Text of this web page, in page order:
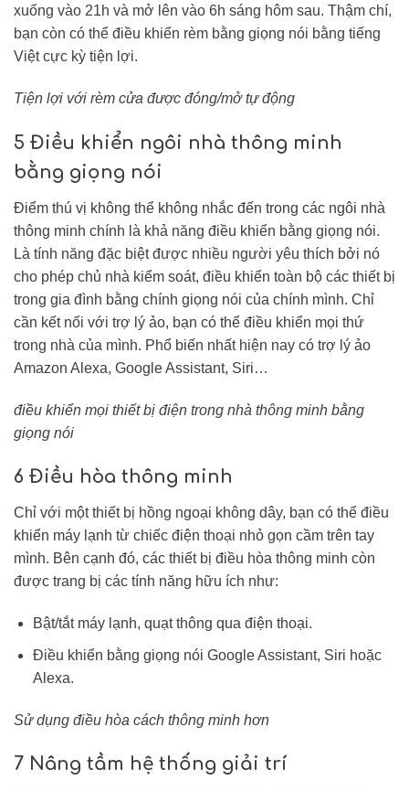
xuống vào 21h và mở lên vào 6h sáng hôm sau. Thậm chí,
bạn còn có thể điều khiển rèm bằng giọng nói bằng tiếng
Việt cực kỳ tiện lợi.
Tiện lợi với rèm cửa được đóng/mở tự động
5 Điều khiển ngôi nhà thông minh
bằng giọng nói
Điểm thú vị không thể không nhắc đến trong các ngôi nhà
thông minh chính là khả năng điều khiển bằng giọng nói.
Là tính năng đặc biệt được nhiều người yêu thích bởi nó
cho phép chủ nhà kiểm soát, điều khiển toàn bộ các thiết bị
trong gia đình bằng chính giọng nói của chính mình. Chỉ
cần kết nối với trợ lý ảo, bạn có thể điều khiển mọi thứ
trong nhà của mình. Phổ biến nhất hiện nay có trợ lý ảo
Amazon Alexa, Google Assistant, Siri…
điều khiển mọi thiết bị điện trong nhà thông minh bằng
giọng nói
6 Điều hòa thông minh
Chỉ với một thiết bị hồng ngoại không dây, bạn có thể điều
khiển máy lạnh từ chiếc điện thoại nhỏ gọn cầm trên tay
mình. Bên cạnh đó, các thiết bị điều hòa thông minh còn
được trang bị các tính năng hữu ích như:
Bật/tắt máy lạnh, quạt thông qua điện thoại.
Điều khiển bằng giọng nói Google Assistant, Siri hoặc
Alexa.
Sử dụng điều hòa cách thông minh hơn
7 Nâng tầm hệ thống giải trí